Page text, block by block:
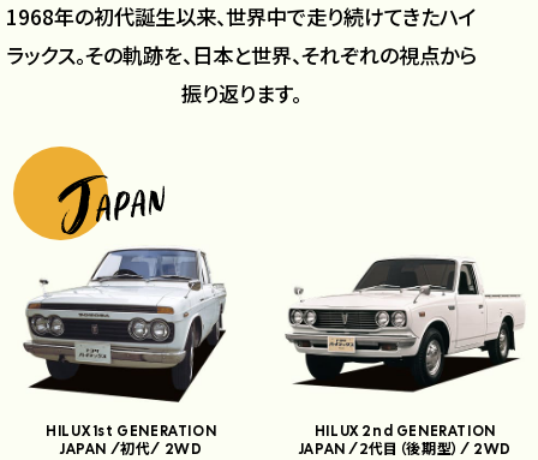
1968年の初代誕生以来、世界中で走り続けてきたハイ
ラックス。その軌跡を、日本と世界、それぞれの視点から
振り返ります。
HILUX 1st GENERATION
JAPAN /初代/ 2WD
HILUX 2nd GENERATION
JAPAN /2代目（後期型） / 2WD